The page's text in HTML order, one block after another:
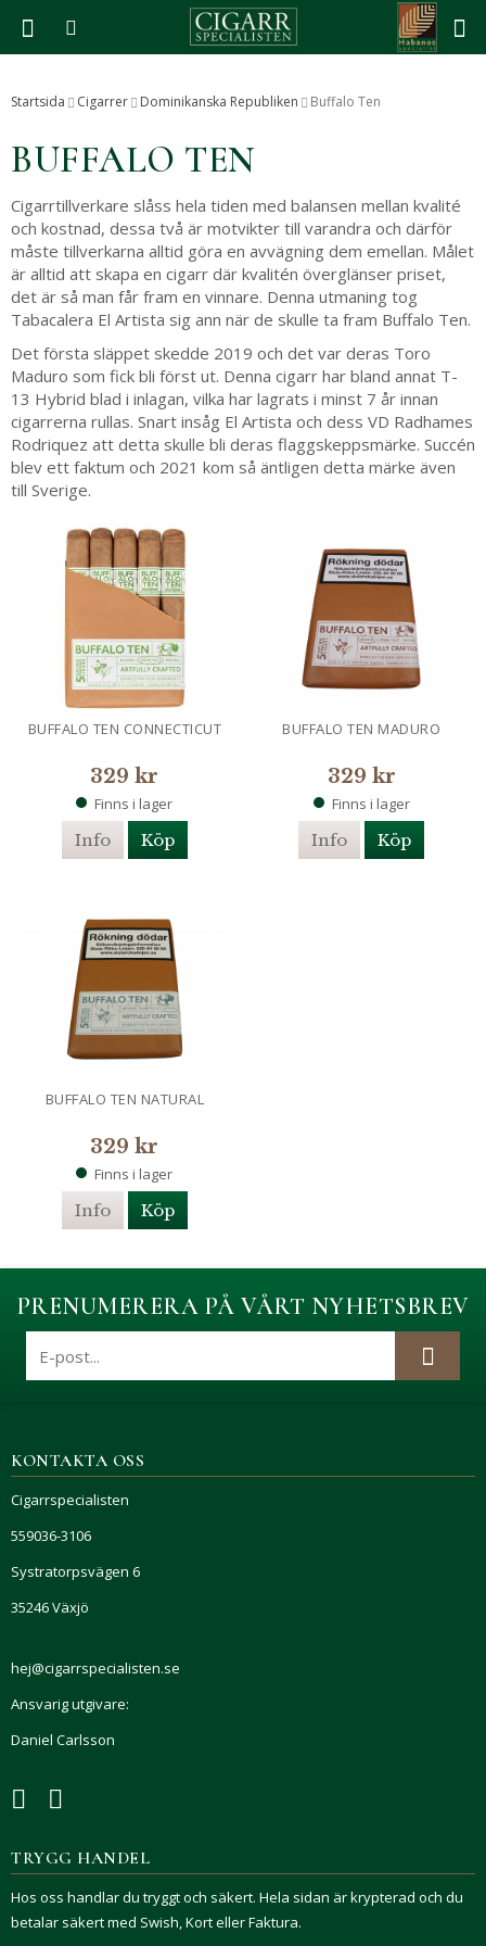
Produkten har blivit tillagd i varukorgen
Startsida Cigarrer Dominikanska Republiken Buffalo Ten
BUFFALO TEN
Cigarrtillverkare slåss hela tiden med balansen mellan kvalité
och kostnad, dessa två är motvikter till varandra och därför
måste tillverkarna alltid göra en avvägning dem emellan. Målet
är alltid att skapa en cigarr där kvalitén överglänser priset,
det är så man får fram en vinnare. Denna utmaning tog
Tabacalera El Artista sig ann när de skulle ta fram Buffalo Ten.
Det första släppet skedde 2019 och det var deras Toro
Maduro som fick bli först ut. Denna cigarr har bland annat T-
13 Hybrid blad i inlagan, vilka har lagrats i minst 7 år innan
cigarrerna rullas. Snart insåg El Artista och dess VD Radhames
Rodriquez att detta skulle bli deras flaggskeppsmärke. Succén
blev ett faktum och 2021 kom så äntligen detta märke även
till Sverige.
BUFFALO TEN CONNECTICUT
329 kr
Finns i lager
Info Köp
BUFFALO TEN MADURO
329 kr
Finns i lager
Info Köp
BUFFALO TEN NATURAL
329 kr
Finns i lager
Info Köp
PRENUMERERA PÅ VÅRT NYHETSBREV
KONTAKTA OSS
Cigarrspecialisten
559036-3106
Systratorpsvägen 6
35246 Växjö
hej@cigarrspecialisten.se
Ansvarig utgivare:
Daniel Carlsson
TRYGG HANDEL
Hos oss handlar du tryggt och säkert. Hela sidan är krypterad och du
betalar säkert med Swish, Kort eller Faktura.